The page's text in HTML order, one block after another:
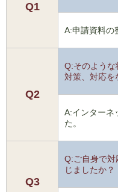
Q1
A:申請資料の
Q2
Q:そのような
対策、対応を
A:インターネ
た。
Q3
Q:ご自身で
じましたか？